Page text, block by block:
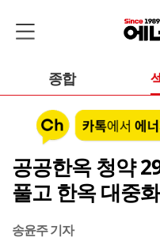
종합
공공한옥 청약
풀고 한옥 대중화
송윤주 기자